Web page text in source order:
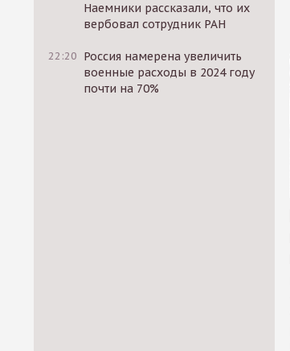
Наемники рассказали, что их
вербовал сотрудник РАН
22:20 Россия намерена увеличить
военные расходы в 2024 году
почти на 70%